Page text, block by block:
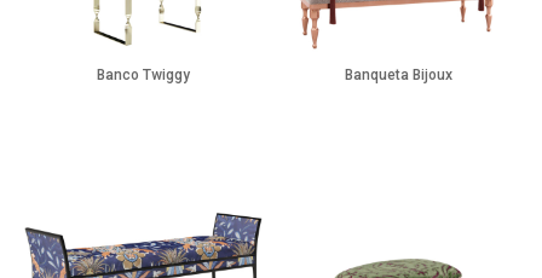
Banco Twiggy Banqueta Bijoux